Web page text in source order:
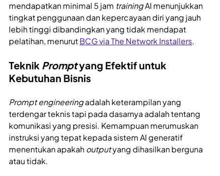
mendapatkan minimal 5 jam trainingAI menunjukkan
tingkat penggunaan dan kepercayaan diri yang jauh
lebih tinggi dibandingkan yang tidak mendapat
pelatihan, menurutBCG via The Network Installers.
Teknik Promptyang Efektif untuk
Kebutuhan Bisnis
Prompt engineeringadalah keterampilan yang
terdengar teknis tapi pada dasarnya adalah tentang
komunikasi yang presisi. Kemampuan merumuskan
instruksi yang tepat kepada sistem AI generatif
menentukan apakahoutputyang dihasilkan berguna
atau tidak.